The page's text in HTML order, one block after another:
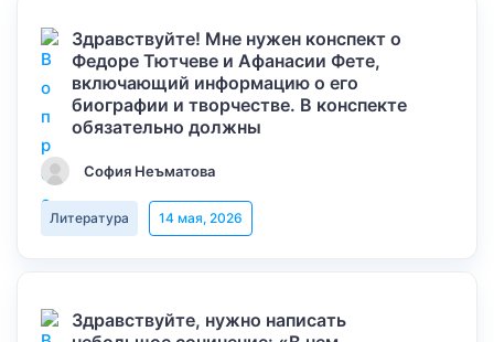
Здравствуйте! Мне нужен конспект о
Федоре Тютчеве и Афанасии Фете,
включающий информацию о его
биографии и творчестве. В конспекте
обязательно должны
София Неъматова
Литература 14 мая, 2026
Здравствуйте, нужно написать